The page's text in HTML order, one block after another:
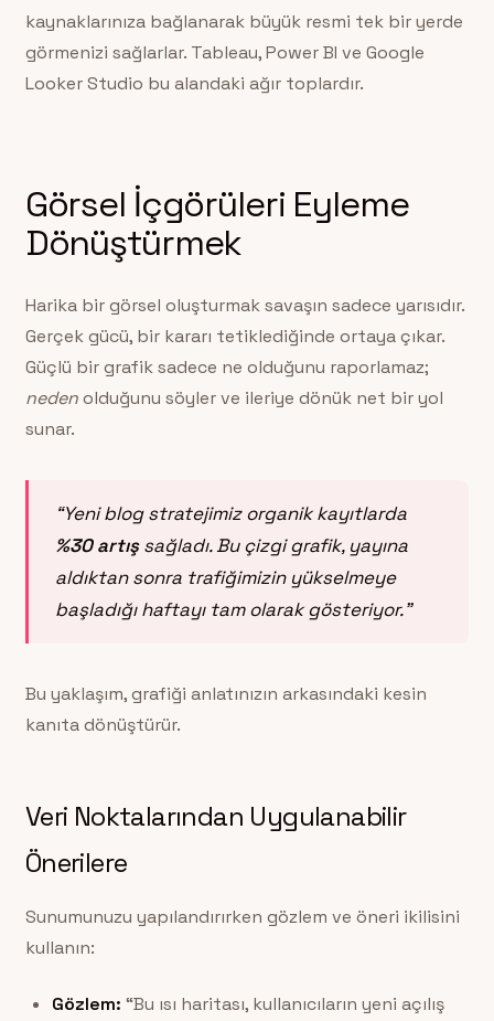
kaynaklarınıza bağlanarak büyük resmi tek bir yerde
görmenizi sağlarlar. Tableau, Power BI ve Google
Looker Studio bu alandaki ağır toplardır.
Görsel İçgörüleri Eyleme
Dönüştürmek
Harika bir görsel oluşturmak savaşın sadece yarısıdır.
Gerçek gücü, bir kararı tetiklediğinde ortaya çıkar.
Güçlü bir grafik sadece ne olduğunu raporlamaz;
nedenolduğunu söyler ve ileriye dönük net bir yol
sunar.
“Yeni blog stratejimiz organik kayıtlarda
%30 artışsağladı. Bu çizgi grafik, yayına
aldıktan sonra trafiğimizin yükselmeye
başladığı haftayı tam olarak gösteriyor.”
Bu yaklaşım, grafiği anlatınızın arkasındaki kesin
kanıta dönüştürür.
Veri Noktalarından Uygulanabilir
Önerilere
Sunumunuzu yapılandırırken gözlem ve öneri ikilisini
kullanın:
Gözlem: “Bu ısı haritası, kullanıcıların yeni açılış